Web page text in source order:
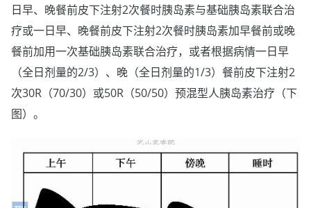
日早、晚餐前皮下注射2次餐时胰岛素与基础胰岛素联合治
疗或一日早、晚餐前皮下注射2次餐时胰岛素加早餐前或晚
餐前加用一次基础胰岛素联合治疗，或者根据病情一日早
（全日剂量的2/3）、晚（全日剂量的1/3）餐前皮下注射2
次30R（70/30）或50R（50/50）预混型人胰岛素治疗（下
图）。